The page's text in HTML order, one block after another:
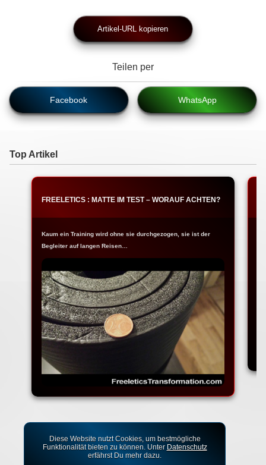
Artikel-URL kopieren
Teilen per
Facebook WhatsApp
Top Artikel
FREELETICS : MATTE IM TEST – WORAUF ACHTEN?
Kaum ein Training wird ohne sie durchgezogen, sie ist der
Begleiter auf langen Reisen…
Diese Website nutzt Cookies, um bestmögliche
Funktionalität bieten zu können. Unter Datenschutz
erfährst Du mehr dazu.